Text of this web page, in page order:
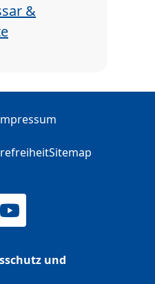
&
Sitemap
YouTube
und